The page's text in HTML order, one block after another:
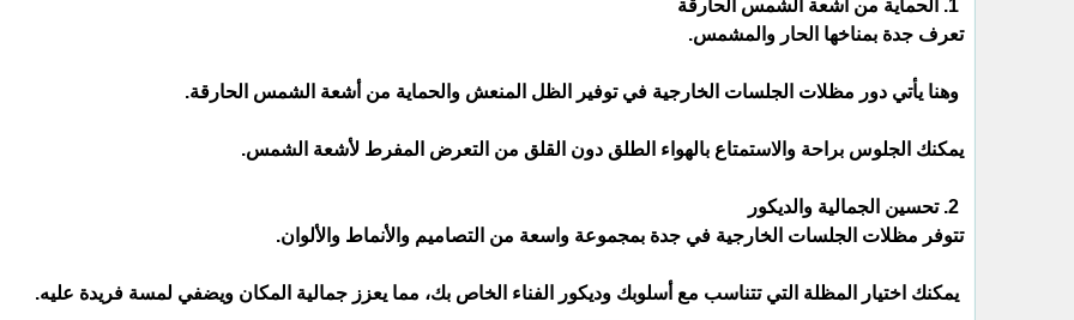
تعرف جدة بمناخها الحار والمشمس.
وهنا يأتي دور مظلات الجلسات الخارجية في توفير الظل المنعش والحماية من أشعة الشمس الحارقة.
يمكنك الجلوس براحة والاستمتاع بالهواء الطلق دون القلق من التعرض المفرط لأشعة الشمس.
تتوفر مظلات الجلسات الخارجية في جدة بمجموعة واسعة من التصاميم والأنماط والألوان.
يمكنك اختيار المظلة التي تتناسب مع أسلوبك وديكور الفناء الخاص بك، مما يعزز جمالية المكان ويضفي لمسة فريدة عليه.